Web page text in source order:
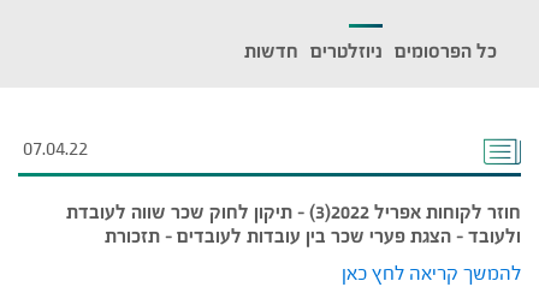
כל הפרסומים ניוזלטרים חדשות
07.04.22
חוזר לקוחות אפריל 2022(3) – תיקון לחוק שכר שווה לעובדת
ולעובד – הצגת פערי שכר בין עובדות לעובדים – תזכורת
להמשך קריאה לחץ כאן